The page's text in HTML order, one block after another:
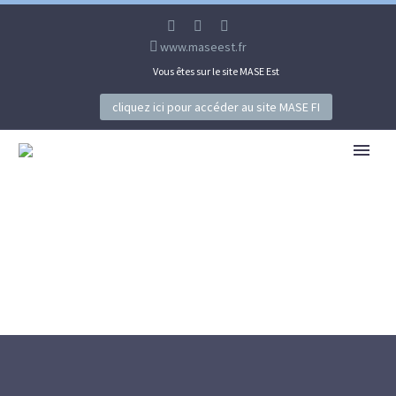
www.maseest.fr
Vous êtes sur le site MASE Est
cliquez ici pour accéder au site MASE FI